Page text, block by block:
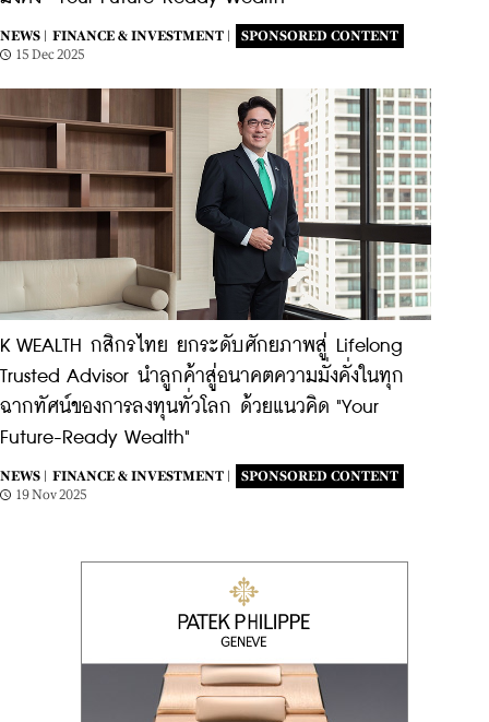
NEWS | FINANCE & INVESTMENT |
SPONSORED CONTENT
15 Dec 2025
K WEALTH กสิกรไทย ยกระดับศักยภาพสู่ Lifelong
Trusted Advisor นำลูกค้าสู่อนาคตความมั่งคั่งในทุก
ฉากทัศน์ของการลงทุนทั่วโลก ด้วยแนวคิด "Your
Future-Ready Wealth"
NEWS | FINANCE & INVESTMENT |
SPONSORED CONTENT
19 Nov 2025